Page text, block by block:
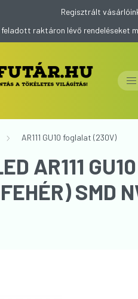
Regisztrált
feladott raktáron lévő rendeléseket
AR111 GU10 foglalat (230V)
AR111
SMD